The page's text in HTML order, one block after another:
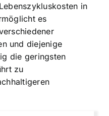
in
es
und diejenige
die geringsten
zu